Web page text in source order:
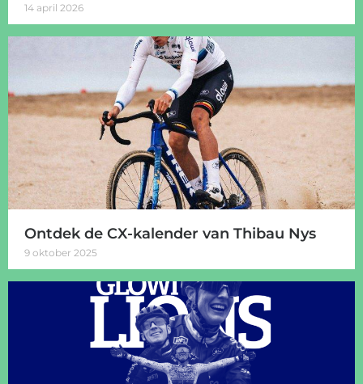
14 april 2026
Ontdek de CX-kalender van Thibau Nys
9 oktober 2025